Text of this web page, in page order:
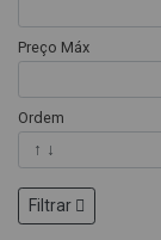
Preço Máx
Ordem
Filtrar